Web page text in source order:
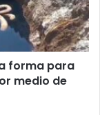
forma para
medio de